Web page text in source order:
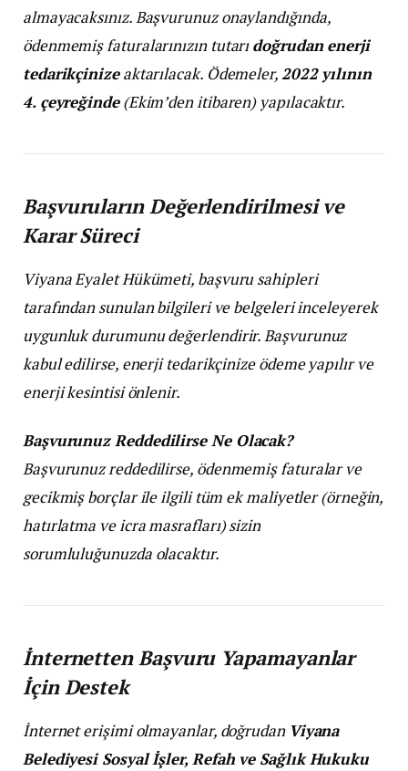
almayacaksınız. Başvurunuz onaylandığında,
ödenmemiş faturalarınızın tutarıdoğrudan enerji
tedarikçinizeaktarılacak. Ödemeler, 2022 yılının
4. çeyreğinde(Ekim’den itibaren) yapılacaktır.
Başvuruların Değerlendirilmesi ve
Karar Süreci
Viyana Eyalet Hükümeti, başvuru sahipleri
tarafından sunulan bilgileri ve belgeleri inceleyerek
uygunluk durumunu değerlendirir. Başvurunuz
kabul edilirse, enerji tedarikçinize ödeme yapılır ve
enerji kesintisi önlenir.
Başvurunuz Reddedilirse Ne Olacak?
Başvurunuz reddedilirse, ödenmemiş faturalar ve
gecikmiş borçlar ile ilgili tüm ek maliyetler (örneğin,
hatırlatma ve icra masrafları) sizin
sorumluluğunuzda olacaktır.
İnternetten Başvuru Yapamayanlar
İçin Destek
İnternet erişimi olmayanlar, doğrudan Viyana
Belediyesi Sosyal İşler, Refah ve Sağlık Hukuku